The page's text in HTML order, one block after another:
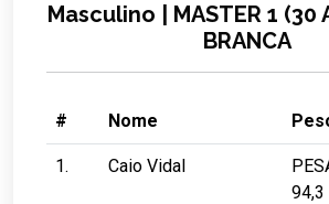
Masculino | MASTER 1 (30 A
BRANCA
# Nome
1. Caio Vidal
94,3